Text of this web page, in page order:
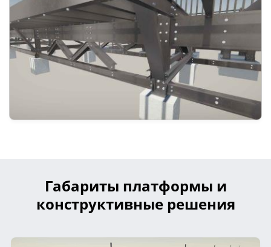
Габариты платформы и
конструктивные решения